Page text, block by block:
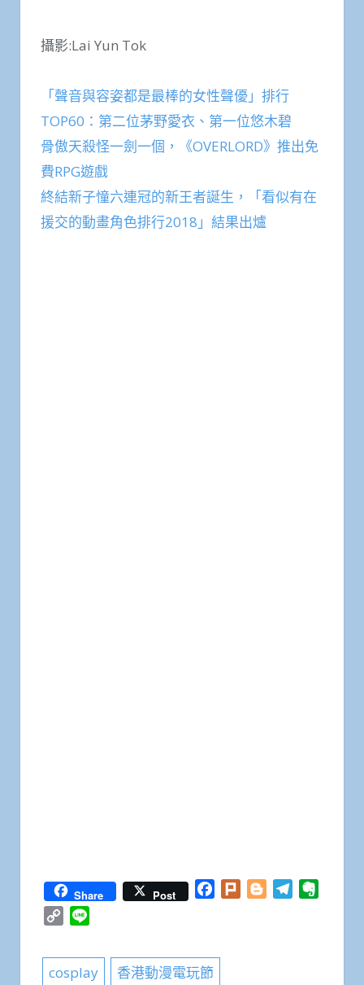
攝影:Lai Yun Tok
「聲音與容姿都是最棒的女性聲優」排行
TOP60：第二位茅野愛衣、第一位悠木碧
骨傲天殺怪一劍一個，《OVERLORD》推出免
費RPG遊戲
終結新子憧六連冠的新王者誕生，「看似有在
援交的動畫角色排行2018」結果出爐
Share Post Facebook
Plurk BloggerTelegram
Copy
cosplay 香港動漫電玩節